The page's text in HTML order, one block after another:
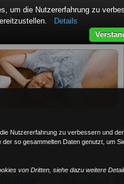
Nutzererfahrung zu verbessern und
so gesammelten Daten genutzt, um
von Dritten, siehe dazu weitere
um die Nutzererfahrung zu
Details